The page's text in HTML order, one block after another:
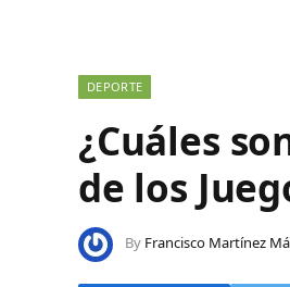
DEPORTE
¿Cuáles
de los
By Francisco Martínez